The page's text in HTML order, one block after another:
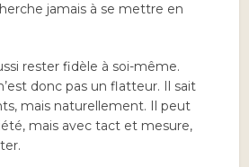
jamais à se mettre en
rester fidèle à soi-même.
donc pas un flatteur. Il sait
mais naturellement. Il peut
mais avec tact et mesure,